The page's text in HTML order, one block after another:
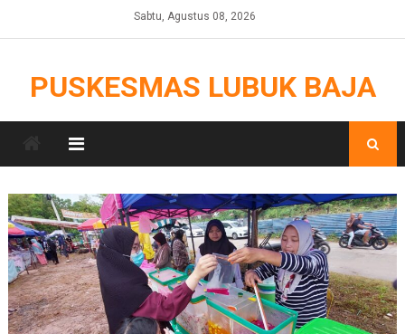
Sabtu, Agustus 08, 2026
PUSKESMAS LUBUK BAJA